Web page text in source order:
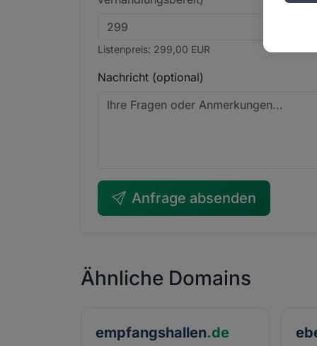
Listenpreis: 299,00 EUR
Nachricht (optional)
Anfrage absenden
Ähnliche Domains
empfangshallen.de